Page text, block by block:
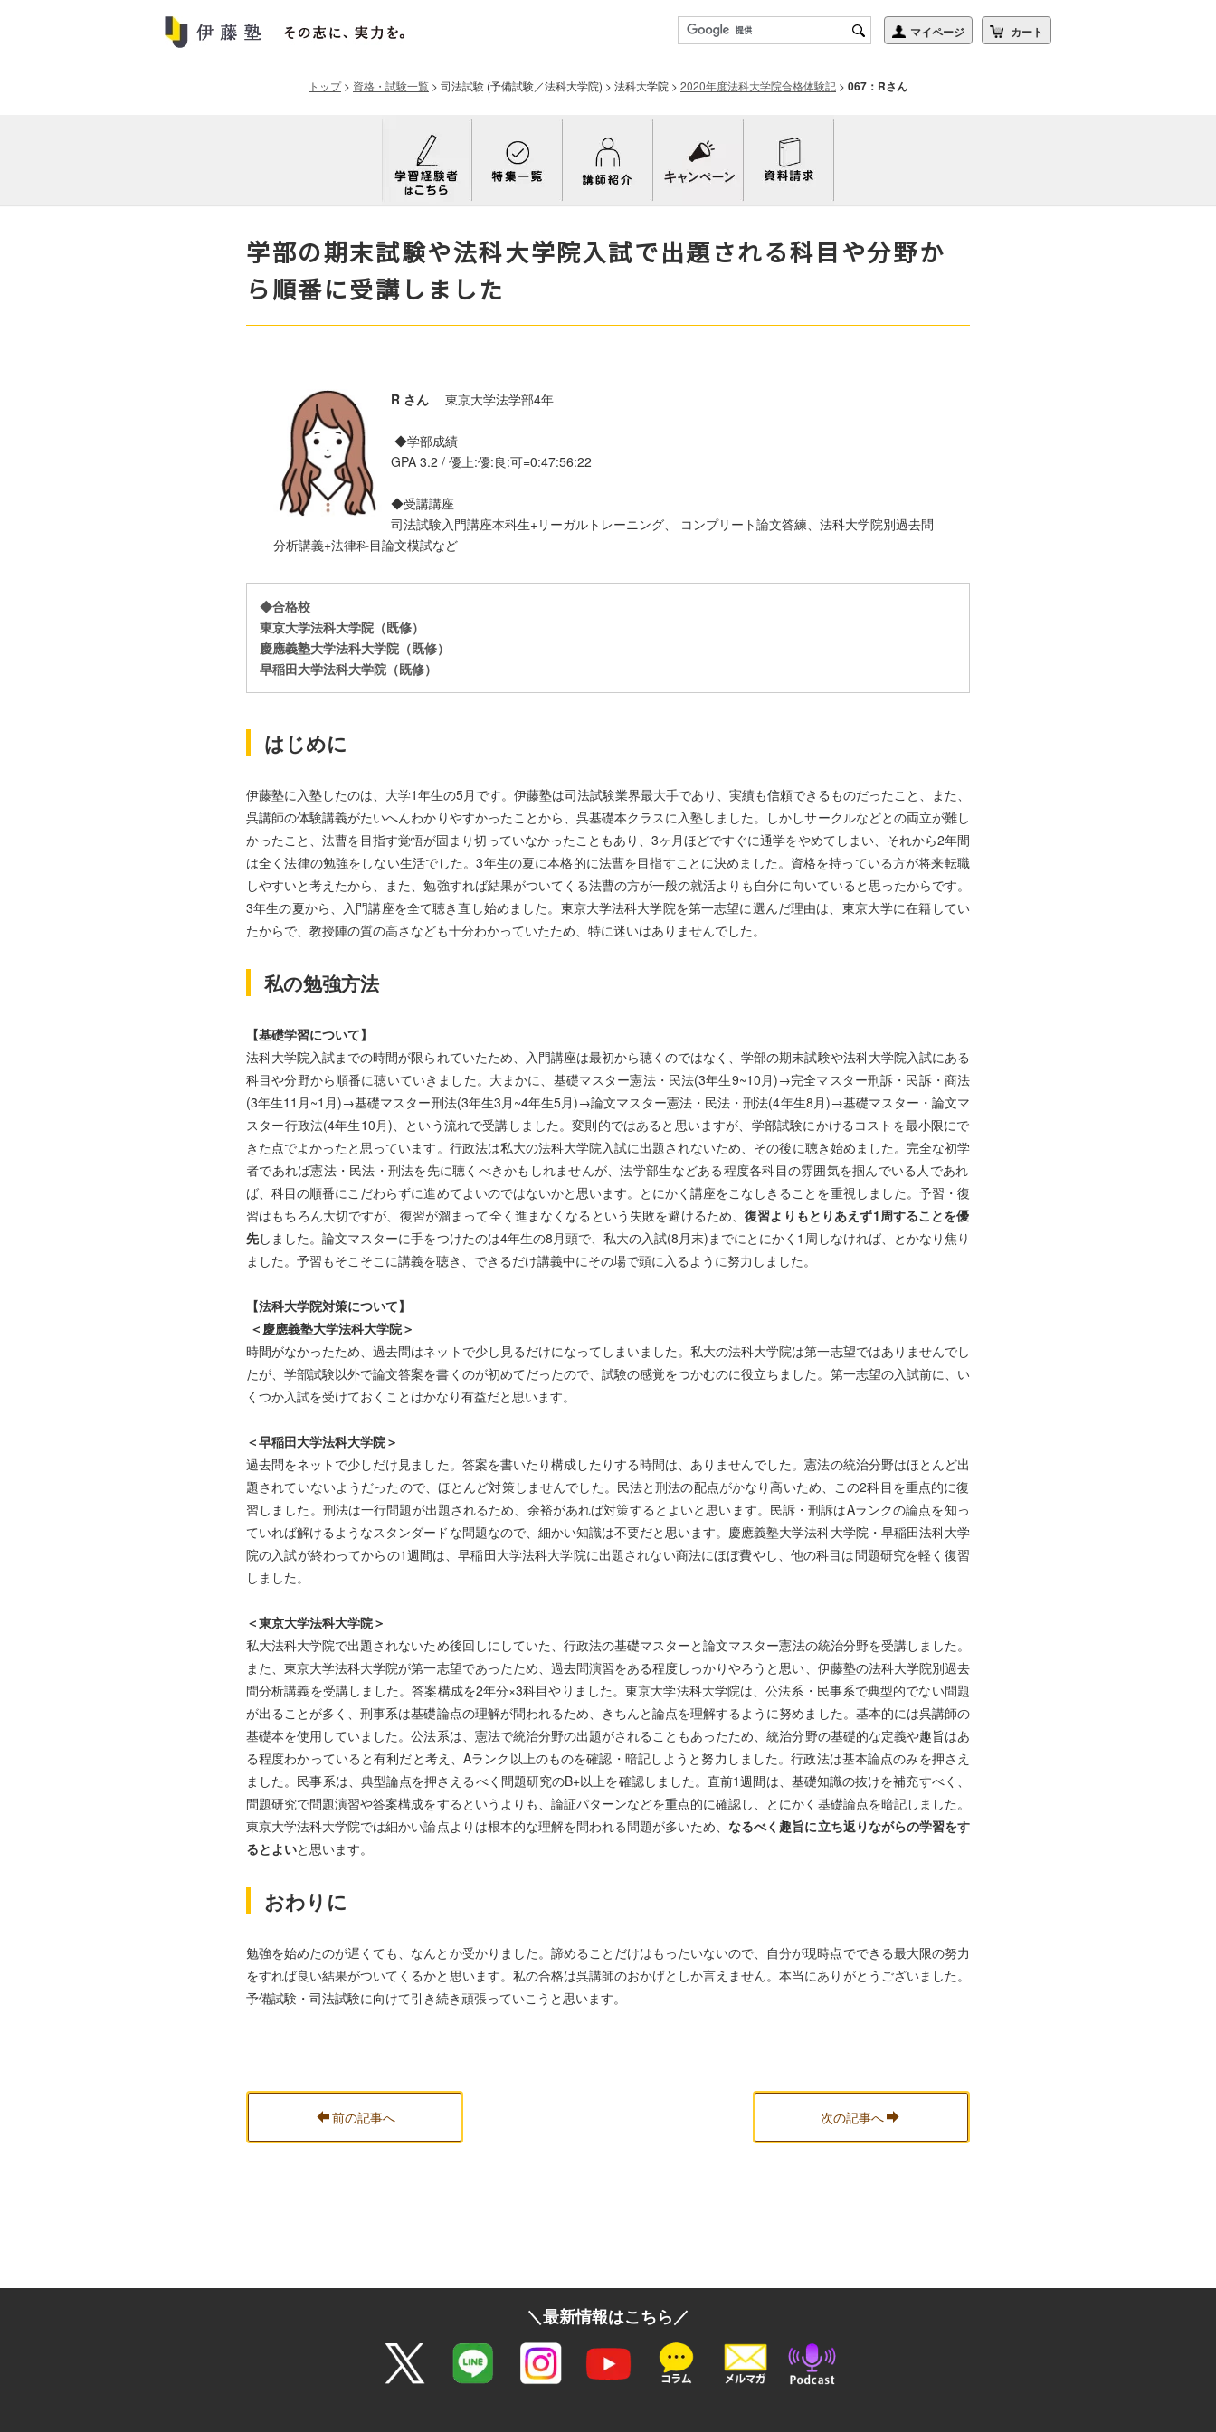
トップ> 資格・試験一覧 > 司法試験 (予備試験／法科大学院) > 法科大学院 > 2020年度法科大学院合格体験記 > 067：Rさん
学部の期末試験や法科大学院入試で出題される科目や分野か
ら順番に受講しました
R さん 東京大学法学部4年
◆学部成績
GPA 3.2 / 優上:優:良:可=0:47:56:22
◆受講講座
司法試験入門講座本科生+リーガルトレーニング、 コンプリート論文答練、法科大学院別過去問
分析講義+法律科目論文模試など
◆合格校
東京大学法科大学院（既修）
慶應義塾大学法科大学院（既修）
早稲田大学法科大学院（既修）
はじめに
伊藤塾に入塾したのは、大学1年生の5月です。伊藤塾は司法試験業界最大手であり、実績も信頼できるものだったこと、また、
呉講師の体験講義がたいへんわかりやすかったことから、呉基礎本クラスに入塾しました。しかしサークルなどとの両立が難し
かったこと、法曹を目指す覚悟が固まり切っていなかったこともあり、3ヶ月ほどですぐに通学をやめてしまい、それから2年間
は全く法律の勉強をしない生活でした。3年生の夏に本格的に法曹を目指すことに決めました。資格を持っている方が将来転職
しやすいと考えたから、また、勉強すれば結果がついてくる法曹の方が一般の就活よりも自分に向いていると思ったからです。
3年生の夏から、入門講座を全て聴き直し始めました。東京大学法科大学院を第一志望に選んだ理由は、東京大学に在籍してい
たからで、教授陣の質の高さなども十分わかっていたため、特に迷いはありませんでした。
私の勉強方法
【基礎学習について】
法科大学院入試までの時間が限られていたため、入門講座は最初から聴くのではなく、学部の期末試験や法科大学院入試にある
科目や分野から順番に聴いていきました。大まかに、基礎マスター憲法・民法(3年生9~10月)→完全マスター刑訴・民訴・商法
(3年生11月~1月)→基礎マスター刑法(3年生3月~4年生5月)→論文マスター憲法・民法・刑法(4年生8月)→基礎マスター・論文マ
スター行政法(4年生10月)、という流れで受講しました。変則的ではあると思いますが、学部試験にかけるコストを最小限にで
きた点でよかったと思っています。行政法は私大の法科大学院入試に出題されないため、その後に聴き始めました。完全な初学
者であれば憲法・民法・刑法を先に聴くべきかもしれませんが、法学部生などある程度各科目の雰囲気を掴んでいる人であれ
ば、科目の順番にこだわらずに進めてよいのではないかと思います。とにかく講座をこなしきることを重視しました。予習・復
習はもちろん大切ですが、復習が溜まって全く進まなくなるという失敗を避けるため、復習よりもとりあえず1周することを優
先しました。論文マスターに手をつけたのは4年生の8月頭で、私大の入試(8月末)までにとにかく1周しなければ、とかなり焦り
ました。予習もそこそこに講義を聴き、できるだけ講義中にその場で頭に入るように努力しました。
【法科大学院対策について】
＜慶應義塾大学法科大学院＞
時間がなかったため、過去問はネットで少し見るだけになってしまいました。私大の法科大学院は第一志望ではありませんでし
たが、学部試験以外で論文答案を書くのが初めてだったので、試験の感覚をつかむのに役立ちました。第一志望の入試前に、い
くつか入試を受けておくことはかなり有益だと思います。
＜早稲田大学法科大学院＞
過去問をネットで少しだけ見ました。答案を書いたり構成したりする時間は、ありませんでした。憲法の統治分野はほとんど出
題されていないようだったので、ほとんど対策しませんでした。民法と刑法の配点がかなり高いため、この2科目を重点的に復
習しました。刑法は一行問題が出題されるため、余裕があれば対策するとよいと思います。民訴・刑訴はAランクの論点を知っ
ていれば解けるようなスタンダードな問題なので、細かい知識は不要だと思います。慶應義塾大学法科大学院・早稲田法科大学
院の入試が終わってからの1週間は、早稲田大学法科大学院に出題されない商法にほぼ費やし、他の科目は問題研究を軽く復習
しました。
＜東京大学法科大学院＞
私大法科大学院で出題されないため後回しにしていた、行政法の基礎マスターと論文マスター憲法の統治分野を受講しました。
また、東京大学法科大学院が第一志望であったため、過去問演習をある程度しっかりやろうと思い、伊藤塾の法科大学院別過去
問分析講義を受講しました。答案構成を2年分×3科目やりました。東京大学法科大学院は、公法系・民事系で典型的でない問題
が出ることが多く、刑事系は基礎論点の理解が問われるため、きちんと論点を理解するように努めました。基本的には呉講師の
基礎本を使用していました。公法系は、憲法で統治分野の出題がされることもあったため、統治分野の基礎的な定義や趣旨はあ
る程度わかっていると有利だと考え、Aランク以上のものを確認・暗記しようと努力しました。行政法は基本論点のみを押さえ
ました。民事系は、典型論点を押さえるべく問題研究のB+以上を確認しました。直前1週間は、基礎知識の抜けを補充すべく、
問題研究で問題演習や答案構成をするというよりも、論証パターンなどを重点的に確認し、とにかく基礎論点を暗記しました。
東京大学法科大学院では細かい論点よりは根本的な理解を問われる問題が多いため、なるべく趣旨に立ち返りながらの学習をす
るとよいと思います。
おわりに
勉強を始めたのが遅くても、なんとか受かりました。諦めることだけはもったいないので、自分が現時点でできる最大限の努力
をすれば良い結果がついてくるかと思います。私の合格は呉講師のおかげとしか言えません。本当にありがとうございました。
予備試験・司法試験に向けて引き続き頑張っていこうと思います。
前の記事へ 次の記事へ
＼最新情報はこちら／